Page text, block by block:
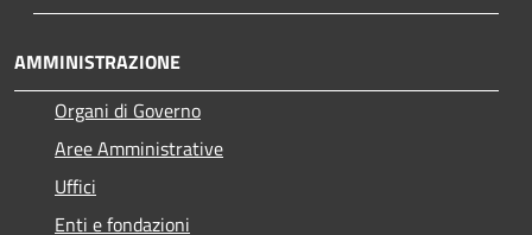
AMMINISTRAZIONE
Organi di Governo
Aree Amministrative
Uffici
Enti e fondazioni